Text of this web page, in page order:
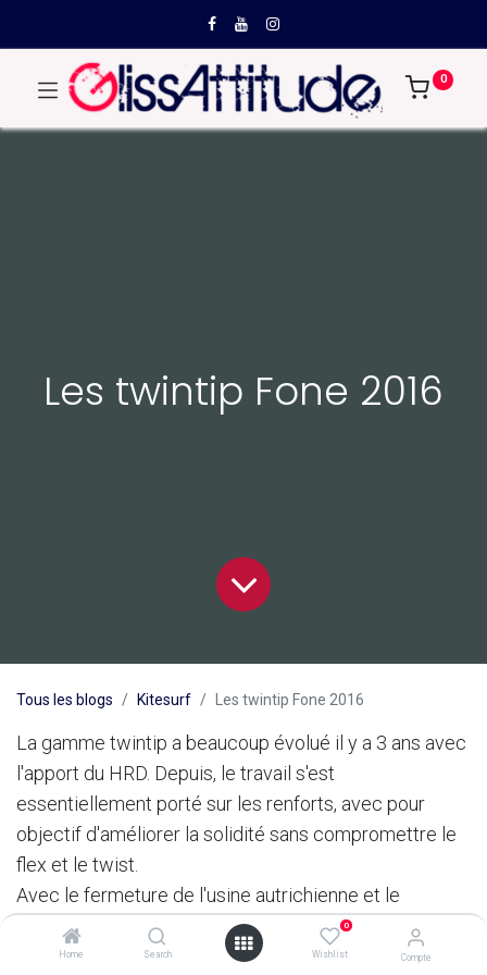
Home Search
0
Wishlist Compte
0
Les twintip Fone 2016
Tous les blogs Kitesurf Les twintip Fone 2016
La gamme twintip a beaucoup évolué il y a 3 ans avec
l'apport du HRD. Depuis, le travail s'est
essentiellement porté sur les renforts, avec pour
objectif d'améliorer la solidité sans compromettre le
flex et le twist.
Avec le fermeture de l'usine autrichienne et le
transfert de la production à Taiwann, Fone en a profité
pour refaire les moules afin de pouvoir mieux gérer